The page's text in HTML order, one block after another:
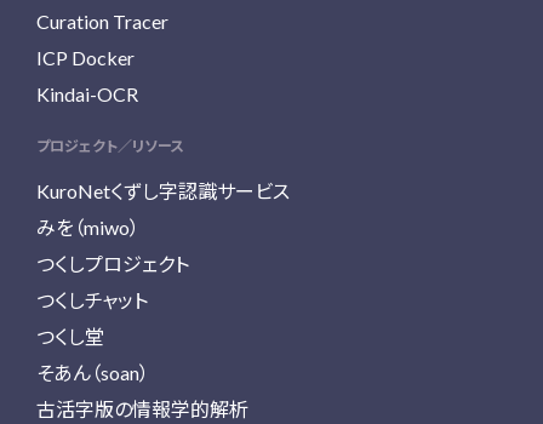
Curation Tracer
ICP Docker
Kindai-OCR
プロジェクト／リソース
KuroNetくずし字認識サービス
みを（miwo）
つくしプロジェクト
つくしチャット
つくし堂
そあん（soan）
古活字版の情報学的解析